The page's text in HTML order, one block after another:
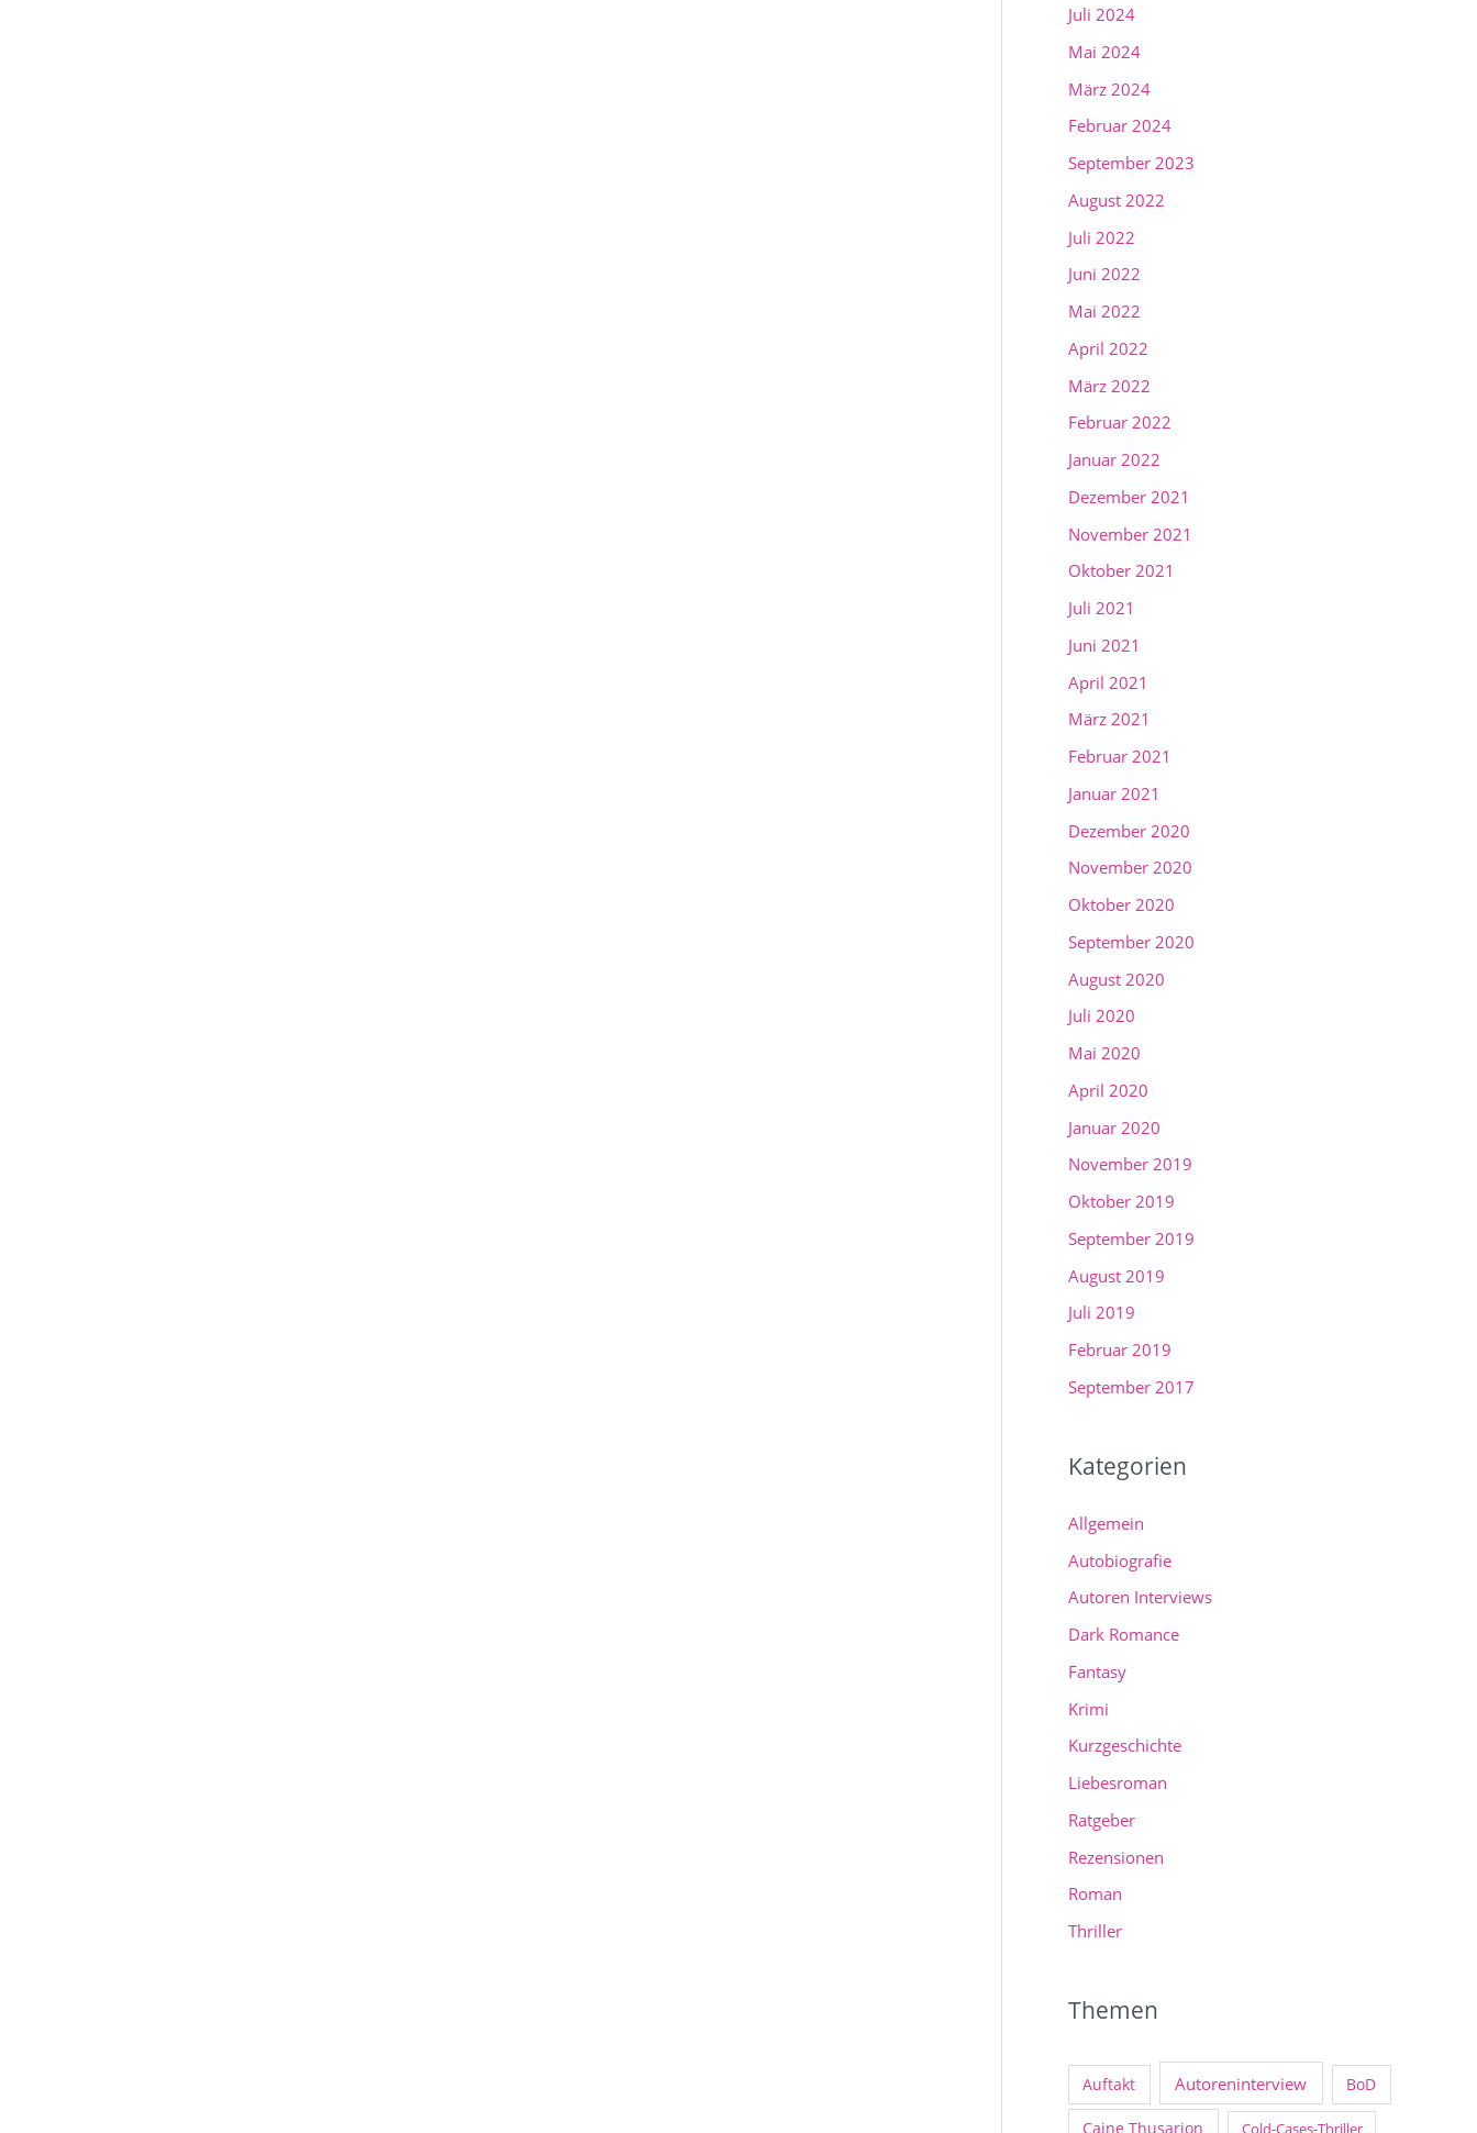
Juli 2024
Mai 2024
März 2024
Februar 2024
September 2023
August 2022
Juli 2022
Juni 2022
Mai 2022
April 2022
März 2022
Februar 2022
Januar 2022
Dezember 2021
November 2021
Oktober 2021
Juli 2021
Juni 2021
April 2021
März 2021
Februar 2021
Januar 2021
Dezember 2020
November 2020
Oktober 2020
September 2020
August 2020
Juli 2020
Mai 2020
April 2020
Januar 2020
November 2019
Oktober 2019
September 2019
August 2019
Juli 2019
Februar 2019
September 2017
Kategorien
Allgemein
Autobiografie
Autoren Interviews
Dark Romance
Fantasy
Krimi
Kurzgeschichte
Liebesroman
Ratgeber
Rezensionen
Roman
Thriller
Themen
Auftakt Autoreninterview BoD
Caine Thusarion Cold-Cases-Thriller